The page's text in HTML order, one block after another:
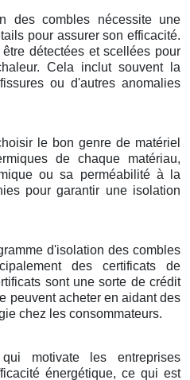
des combles nécessite une
pour assurer son efficacité.
détectées et scellées pour
Cela inclut souvent la
ou d'autres anomalies
le bon genre de matériel
de chaque matériau,
ou sa perméabilité à la
pour garantir une isolation
d'isolation des combles
des certificats de
sont une sorte de crédit
peuvent acheter en aidant des
chez les consommateurs.
motivate les entreprises
énergétique, ce qui est